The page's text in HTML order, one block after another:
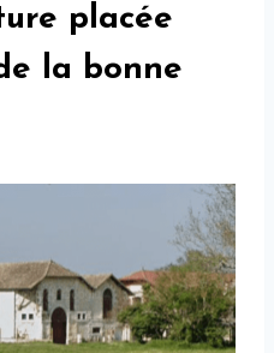
placée
la bonne